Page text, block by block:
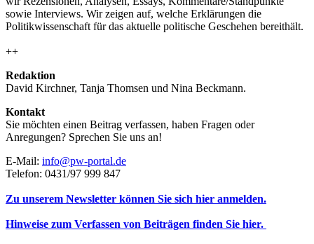
sowie Interviews. Wir zeigen auf, welche Erklärungen die
Politikwissenschaft für das aktuelle politische Geschehen bereithält.
++
Redaktion
David Kirchner, Tanja Thomsen und Nina Beckmann.
Kontakt
Sie möchten einen Beitrag verfassen, haben Fragen oder
Anregungen? Sprechen Sie uns an!
E-Mail: info@pw-portal.de
Telefon: 0431/97 999 847
Zu unserem Newsletter können Sie sich hier anmelden.
Hinweise zum Verfassen von Beiträgen finden Sie hier.